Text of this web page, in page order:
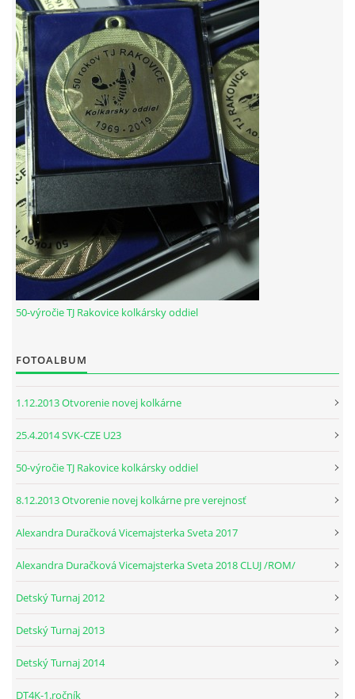
IČO: 31871496
DIČ: 2023718323
Číslo účtu: IBAN
SK51 0900 0000 0002 8093 8342
tj.rakovice.kolky@gmail.com
© 2026 eStránky.sk| RSS
50-výročie TJ Rakovice kolkársky oddiel
FOTOALBUM
1.12.2013 Otvorenie novej kolkárne
25.4.2014 SVK-CZE U23
50-výročie TJ Rakovice kolkársky oddiel
8.12.2013 Otvorenie novej kolkárne pre verejnosť
Alexandra Duračková Vicemajsterka Sveta 2017
Alexandra Duračková Vicemajsterka Sveta 2018 CLUJ /ROM/
Detský Turnaj 2012
Detský Turnaj 2013
Detský Turnaj 2014
DT4K-1.ročník